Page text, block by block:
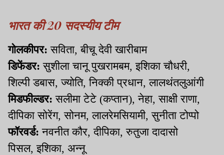
भारत की 20 सदस्यीय टीम
गोलकीपर: सविता, बीचू देवी खारीबाम
डिफेंडर:सुशीला चानू पुखरामबम, इशिका चौधरी,
शिल्पी डबास, ज्योति, निक्की प्रधान, लालथंतलुआंगी
मिडफील्डर: सलीमा टेटे (कप्तान), नेहा, साक्षी राणा,
दीपिका सोरेंग, सोनम, लालरेमसियामी, सुनीता टोप्पो
फॉरवर्ड: नवनीत कौर, दीपिका, रुतुजा दादासो
पिसल, इशिका, अन्नू